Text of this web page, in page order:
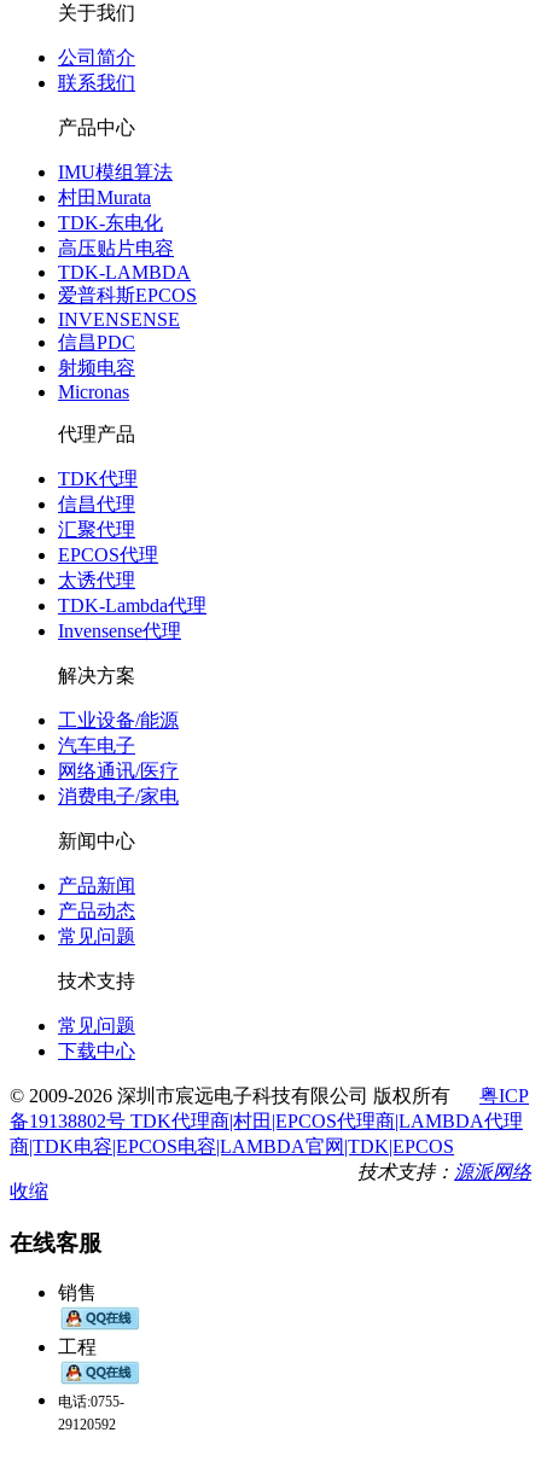
关于我们
公司简介
联系我们
产品中心
IMU模组算法
村田Murata
TDK-东电化
高压贴片电容
TDK-LAMBDA
爱普科斯EPCOS
INVENSENSE
信昌PDC
射频电容
Micronas
代理产品
TDK代理
信昌代理
汇聚代理
EPCOS代理
太诱代理
TDK-Lambda代理
Invensense代理
解决方案
工业设备/能源
汽车电子
网络通讯/医疗
消费电子/家电
新闻中心
产品新闻
产品动态
常见问题
技术支持
常见问题
下载中心
© 2009-2026 深圳市宸远电子科技有限公司 版权所有 粤ICP
备19138802号 TDK代理商|村田|EPCOS代理商|LAMBDA代理
商|TDK电容|EPCOS电容|LAMBDA官网|TDK|EPCOS
技术支持： 源派网络
收缩
在线客服
销售
工程
电话:0755-
29120592